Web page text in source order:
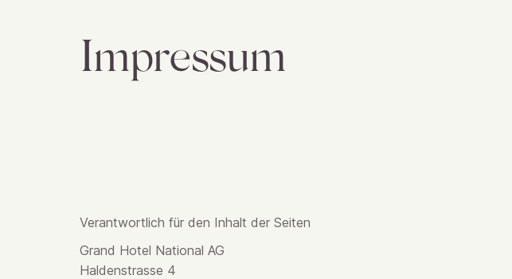
Impressum
Verantwortlich für den Inhalt der Seiten
Grand Hotel National AG
Haldenstrasse 4